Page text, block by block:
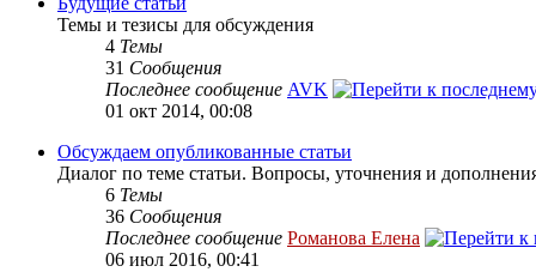
Темы и тезисы для обсуждения
4 Темы
31 Сообщения
Последнее сообщение AVK
01 окт 2014, 00:08
Обсуждаем опубликованные статьи
Диалог по теме статьи. Вопросы, уточнения и
6 Темы
36 Сообщения
Последнее сообщение Романова Елена
06 июл 2016, 00:41